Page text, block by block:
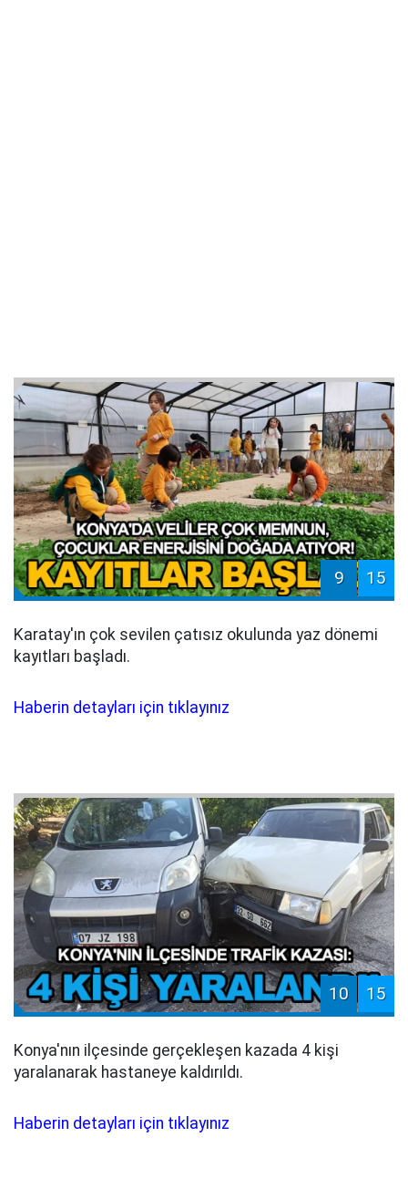
9 15
Karatay'ın çok sevilen çatısız okulunda yaz dönemi
kayıtları başladı.
Haberin detayları için tıklayınız
10 15
Konya'nın ilçesinde gerçekleşen kazada 4 kişi
yaralanarak hastaneye kaldırıldı.
Haberin detayları için tıklayınız